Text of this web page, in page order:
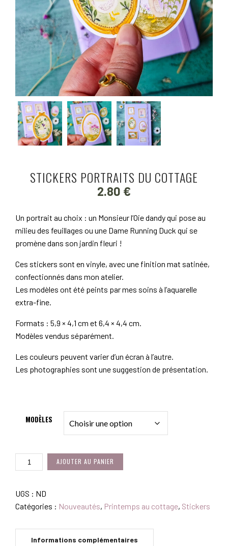
STICKERS PORTRAITS DU COTTAGE
2.80 €
Un portrait au choix : un Monsieur l’Oie dandy qui pose au
milieu des feuillages ou une Dame Running Duck qui se
promène dans son jardin fleuri !
Ces stickers sont en vinyle, avec une finition mat satinée,
confectionnés dans mon atelier.
Les modèles ont été peints par mes soins à l’aquarelle
extra-fine.
Formats : 5,9 × 4,1 cm et 6,4 × 4,4 cm.
Modèles vendus séparément.
Les couleurs peuvent varier d’un écran à l’autre.
Les photographies sont une suggestion de présentation.
MODÈLES
QUANTITÉ
DE
PORTRAITS
DU
COTTAGE
AJOUTER AU PANIER
UGS : ND
Catégories : Nouveautés, Printemps au cottage, Stickers